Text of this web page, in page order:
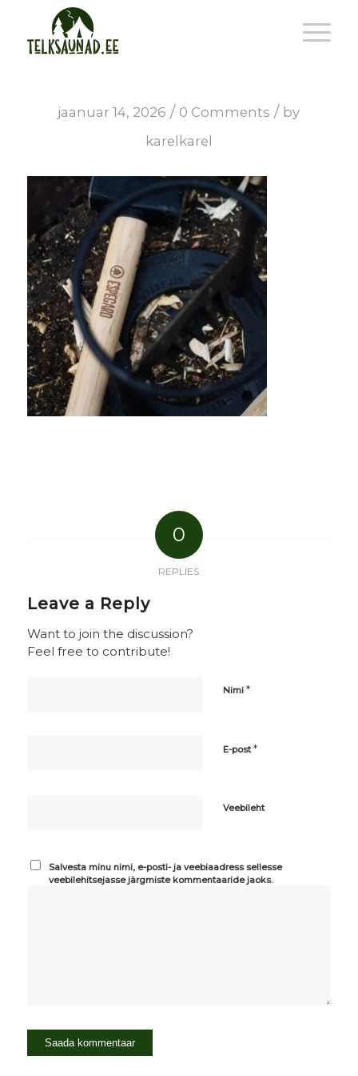
jaanuar 14, 2026 / 0 Comments / by
karelkarel
0
REPLIES
Leave a Reply
Want to join the discussion?
Feel free to contribute!
Nimi *
E-post*
Veebileht
Salvesta minu nimi, e-posti- ja veebiaadress sellesse
veebilehitsejasse järgmiste kommentaaride jaoks.